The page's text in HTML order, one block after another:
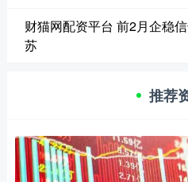
财猫网配资平台 前2月企稳
苏
推荐